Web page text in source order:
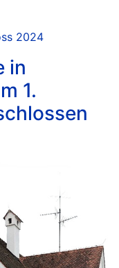
2024
in
1.